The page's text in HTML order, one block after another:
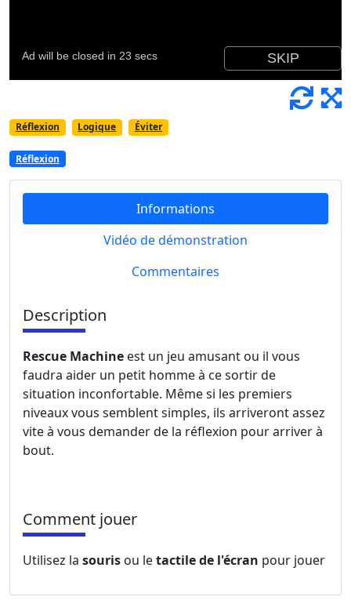
Réflexion Logique Éviter
Réflexion
Informations
Vidéo de démonstration
Commentaires
Description
Rescue Machine est un jeu amusant ou il vous
faudra aider un petit homme à ce sortir de
situation inconfortable. Même si les premiers
niveaux vous semblent simples, ils arriveront assez
vite à vous demander de la réflexion pour arriver à
bout.
Comment jouer
Utilisez la souris ou letactile de l'écran pour jouer